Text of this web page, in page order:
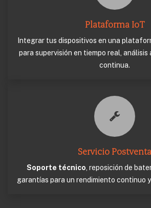
Plataforma IoT
Integrar tus dispositivos en una
para supervisión en tiempo real, análisis
continua.
Servicio Postventa
Soporte técnico, reposición de
garantías para un rendimiento continuo